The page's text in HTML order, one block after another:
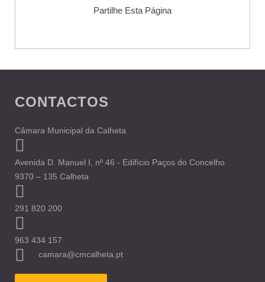
Partilhe Esta Página
CONTACTOS
Câmara Municipal da Calheta
Avenida D. Manuel I, nº 46 - Edifício Paços do Concelho
9370 – 135 Calheta
291 820 200
963 434 157
camara@cmcalheta.pt